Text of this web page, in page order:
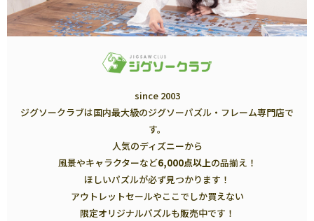
since 2003
ジグソークラブは国内最大級のジグソーパズル・フレーム専門店で
す。
人気のディズニーから
風景やキャラクターなど6,000点以上の品揃え！
ほしいパズルが必ず見つかります！
アウトレットセールやここでしか買えない
限定オリジナルパズルも販売中です！